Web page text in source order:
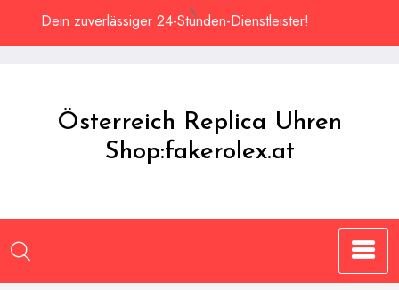
Dein zuverlässiger 24-Stunden-Dienstleister!
Österreich Replica Uhren
Shop:fakerolex.at